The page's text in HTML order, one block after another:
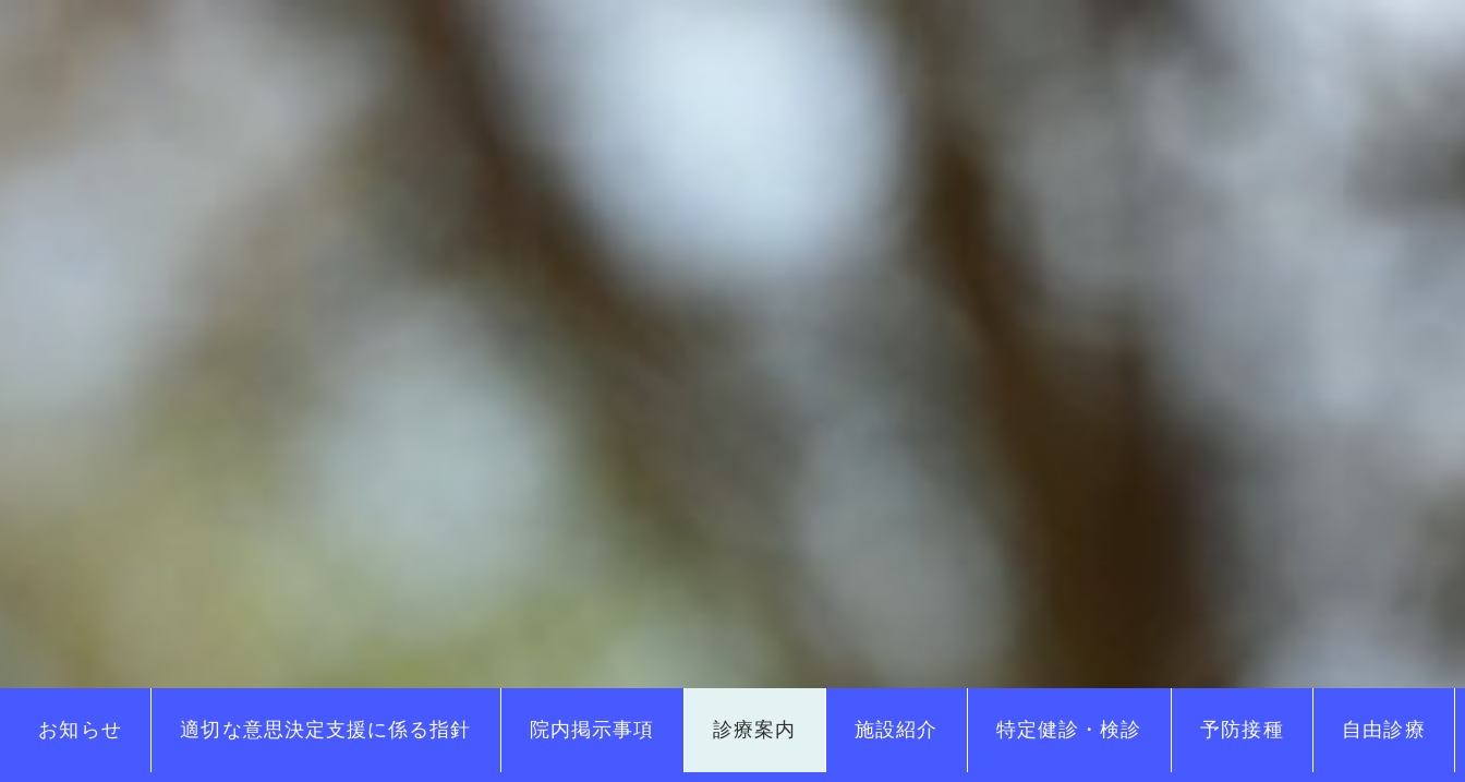
お知らせ 適切な意思決定支援に係る指針 院内掲示事項 診療案内 施設紹介 特定健診・検診 予防接種 自由診療